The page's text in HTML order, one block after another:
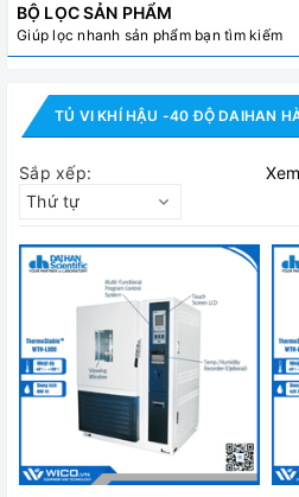
BỘ LỌC SẢN PHẨM
Giúp lọc nhanh sản phẩm bạn tìm kiếm
TỦ VI KHÍ HẬU -40 ĐỘ DAIHAN
Sắp xếp:
Thứ tự